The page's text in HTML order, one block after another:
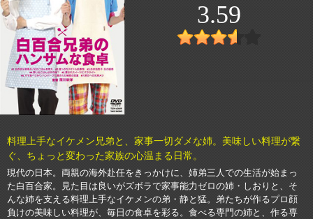
3.59
料理上手なイケメン兄弟と、家事一切ダメな姉。美味しい料理が繋
ぐ、ちょっと変わった家族の心温まる日常。
現代の日本。両親の海外赴任をきっかけに、姉弟三人での生活が始まっ
た白百合家。見た目は良いがズボラで家事能力ゼロの姉・しおりと、そ
んな姉を支える料理上手なイケメンの弟・静と猛。弟たちが作るプロ顔
負けの美味しい料理が、毎日の食卓を彩る。食べる専門の姉と、作る専